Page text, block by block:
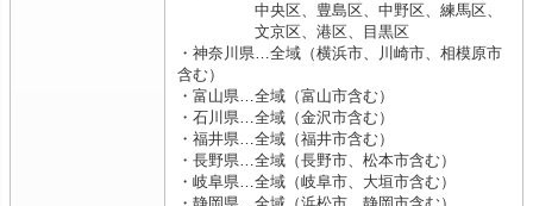
中央区、豊島区、中野区、練馬区、
文京区、港区、目黒区
・神奈川県…全域（横浜市、川崎市、相模原市
含む）
・富山県…全域（富山市含む）
・石川県…全域（金沢市含む）
・福井県…全域（福井市含む）
・長野県…全域（長野市、松本市含む）
・岐阜県…全域（岐阜市、大垣市含む）